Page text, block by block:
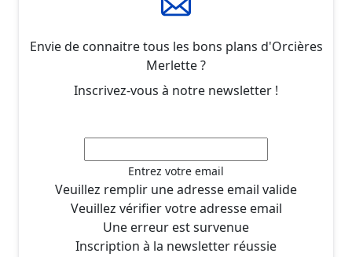
Envie de connaitre tous les bons plans d'Orcières
Merlette ?
Inscrivez-vous à notre newsletter !
Entrez votre email
Veuillez remplir une adresse email valide
Veuillez vérifier votre adresse email
Une erreur est survenue
Inscription à la newsletter réussie